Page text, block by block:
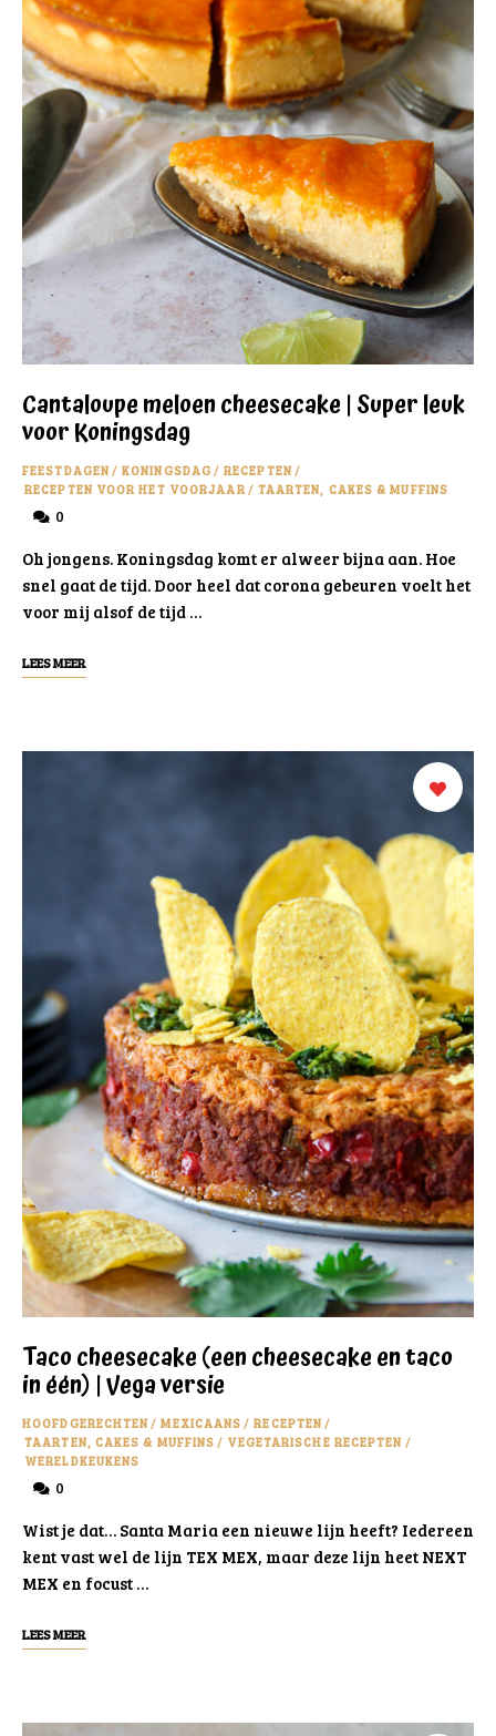
Cantaloupe meloen cheesecake | Super leuk
voor Koningsdag
FEESTDAGEN/ KONINGSDAG / RECEPTEN/
RECEPTEN VOOR HET VOORJAAR/ TAARTEN, CAKES & MUFFINS
0
Oh jongens. Koningsdag komt er alweer bijna aan. Hoe
snel gaat de tijd. Door heel dat corona gebeuren voelt het
voor mij alsof de tijd …
LEES MEER
Taco cheesecake (een cheesecake en taco
in één) | Vega versie
HOOFDGERECHTEN / MEXICAANS / RECEPTEN /
TAARTEN, CAKES & MUFFINS / VEGETARISCHE RECEPTEN /
WERELDKEUKENS
0
Wist je dat… Santa Maria een nieuwe lijn heeft? Iedereen
kent vast wel de lijn TEX MEX, maar deze lijn heet NEXT
MEX en focust …
LEES MEER